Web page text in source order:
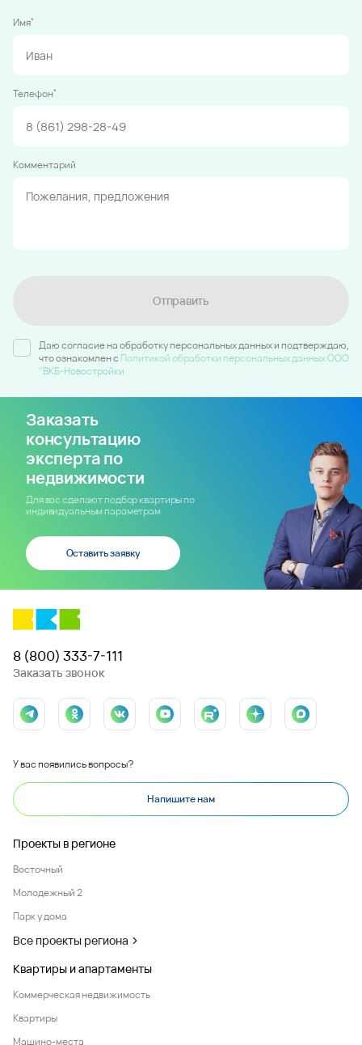
Имя*
Телефон*
Комментарий
Отправить
Даю согласие на обработку персональных данных и подтверждаю,
что ознакомлен c Политикой обработки персональных данных ООО
"ВКБ-Новостройки
Заказать
консультацию
эксперта по
недвижимости
Для вас сделают подбор квартиры по
индивидуальным параметрам
Оставить заявку
8 (800) 333-7-111
Заказать звонок
У вас появились вопросы?
Напишите нам
Проекты в регионе
Восточный
Молодежный 2
Парк у дома
Все проекты региона
Квартиры и апартаменты
Коммерческая недвижимость
Квартиры
Машино-места